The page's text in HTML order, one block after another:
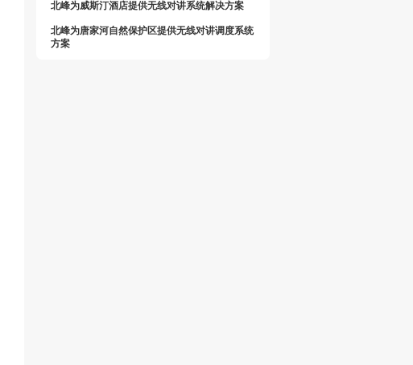
北峰为威斯汀酒店提供无线对讲系统解决方案
北峰为唐家河自然保护区提供无线对讲调度系统
方案